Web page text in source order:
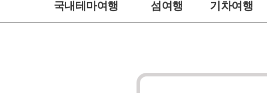
국내테마여행 섬여행 기차여행